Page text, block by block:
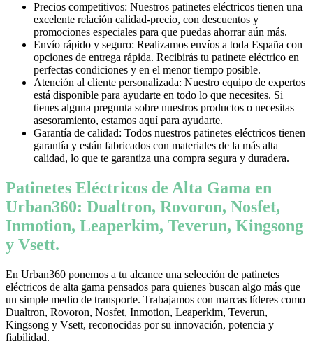
Precios competitivos: Nuestros patinetes eléctricos tienen una
excelente relación calidad-precio, con descuentos y
promociones especiales para que puedas ahorrar aún más.
Envío rápido y seguro: Realizamos envíos a toda España con
opciones de entrega rápida. Recibirás tu patinete eléctrico en
perfectas condiciones y en el menor tiempo posible.
Atención al cliente personalizada: Nuestro equipo de expertos
está disponible para ayudarte en todo lo que necesites. Si
tienes alguna pregunta sobre nuestros productos o necesitas
asesoramiento, estamos aquí para ayudarte.
Garantía de calidad: Todos nuestros patinetes eléctricos tienen
garantía y están fabricados con materiales de la más alta
calidad, lo que te garantiza una compra segura y duradera.
Patinetes Eléctricos de Alta Gama en
Urban360: Dualtron, Rovoron, Nosfet,
Inmotion, Leaperkim, Teverun, Kingsong
y Vsett.
En Urban360 ponemos a tu alcance una selección de patinetes
eléctricos de alta gama pensados para quienes buscan algo más que
un simple medio de transporte. Trabajamos con marcas líderes como
Dualtron, Rovoron, Nosfet, Inmotion, Leaperkim, Teverun,
Kingsong y Vsett, reconocidas por su innovación, potencia y
fiabilidad.